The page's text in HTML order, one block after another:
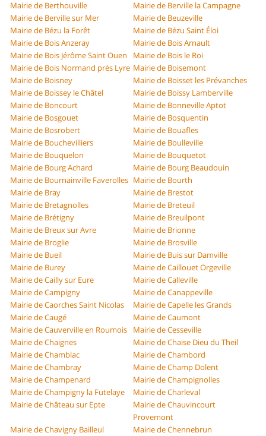
Mairie de Berthouville
Mairie de Berville la Campagne
Mairie de Berville sur Mer
Mairie de Beuzeville
Mairie de Bézu la Forêt
Mairie de Bézu Saint Éloi
Mairie de Bois Anzeray
Mairie de Bois Arnault
Mairie de Bois Jérôme Saint Ouen
Mairie de Bois le Roi
Mairie de Bois Normand près Lyre Mairie de Boisemont
Mairie de Boisney
Mairie de Boisset les Prévanches
Mairie de Boissey le Châtel
Mairie de Boissy Lamberville
Mairie de Boncourt
Mairie de Bonneville Aptot
Mairie de Bosgouet
Mairie de Bosquentin
Mairie de Bosrobert
Mairie de Bouafles
Mairie de Bouchevilliers
Mairie de Boulleville
Mairie de Bouquelon
Mairie de Bouquetot
Mairie de Bourg Achard
Mairie de Bourg Beaudouin
Mairie de Bournainville Faverolles Mairie de Bourth
Mairie de Bray
Mairie de Brestot
Mairie de Bretagnolles
Mairie de Breteuil
Mairie de Brétigny
Mairie de Breuilpont
Mairie de Breux sur Avre
Mairie de Brionne
Mairie de Broglie
Mairie de Brosville
Mairie de Bueil
Mairie de Buis sur Damville
Mairie de Burey
Mairie de Caillouet Orgeville
Mairie de Cailly sur Eure
Mairie de Calleville
Mairie de Campigny
Mairie de Canappeville
Mairie de Caorches Saint Nicolas
Mairie de Capelle les Grands
Mairie de Caugé
Mairie de Caumont
Mairie de Cauverville en Roumois
Mairie de Cesseville
Mairie de Chaignes
Mairie de Chaise Dieu du Theil
Mairie de Chamblac
Mairie de Chambord
Mairie de Chambray
Mairie de Champ Dolent
Mairie de Champenard
Mairie de Champignolles
Mairie de Champigny la Futelaye
Mairie de Charleval
Mairie de Château sur Epte
Mairie de Chauvincourt
Provemont
Mairie de Chavigny Bailleul
Mairie de Chennebrun